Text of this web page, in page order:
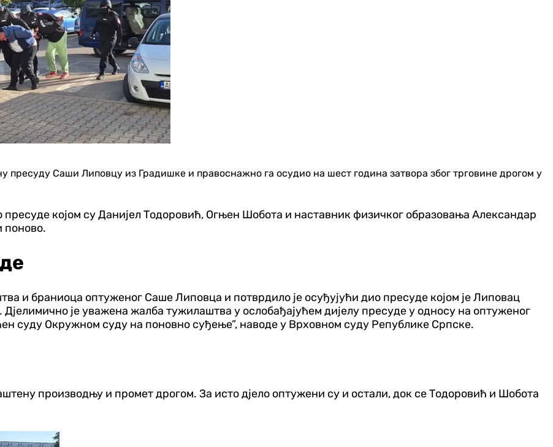
пресуду Саши Липовцу из Градишке и правоснажно га осудио на шест година затвора због трговине дрогом у
пресуде којом су Данијел Тодоровић, Огњен Шобота и наставник физичког образовања Александар
поново.
и браниоца оптуженог Саше Липовца и потврдило је осуђујући дио пресуде којом је Липовац
је уважена жалба тужилаштва у ослобађајућем дијелу пресуде у односу на оптуженог
суду Окружном суду на поновно суђење”, наводе у Врховном суду Републике Српске.
производњу и промет дрогом. За исто дјело оптужени су и остали, док се Тодоровић и Шобота